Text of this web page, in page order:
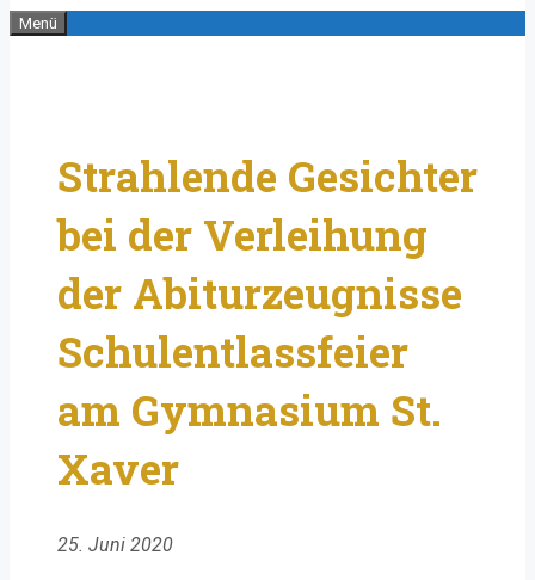
Menü
Strahlende Gesichter
bei der Verleihung
der Abiturzeugnisse
Schulentlassfeier
am Gymnasium St.
Xaver
25. Juni 2020